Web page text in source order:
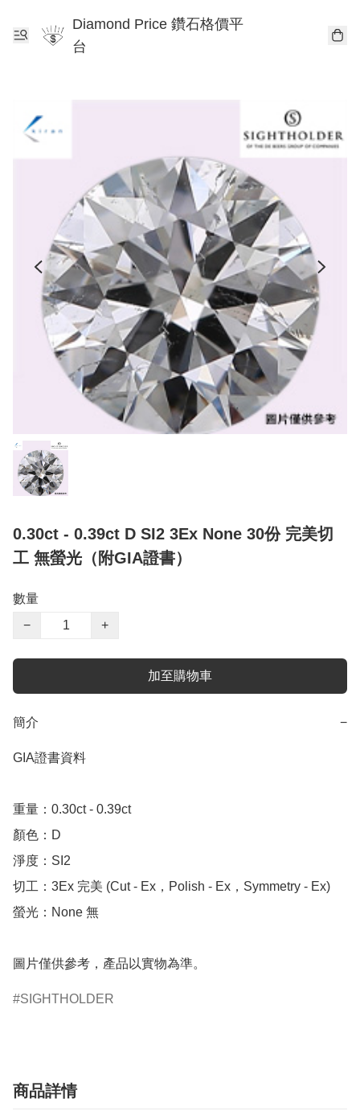
Diamond Price 鑽石格價平
台
0.30ct - 0.39ct D SI2 3Ex None 30份 完美切
工 無螢光（附GIA證書）
數量
−
+
加至購物車
簡介 −
GIA證書資料
重量：0.30ct - 0.39ct
顏色：D
淨度：SI2
切工：3Ex 完美 (Cut - Ex，Polish - Ex，Symmetry - Ex)
螢光：None 無
圖片僅供參考，產品以實物為準。
SIGHTHOLDER
商品詳情